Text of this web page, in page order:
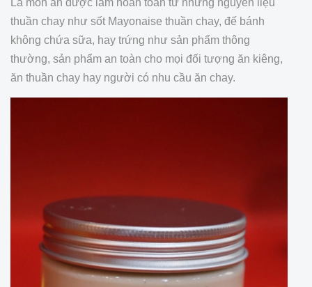
Là món ăn được làm hoàn toàn từ những nguyên liệu
thuần chay như sốt Mayonaise thuần chay, đế bánh
không chứa sữa, hay trứng như sản phẩm thông
thường, sản phẩm an toàn cho mọi đối tượng ăn kiêng,
ăn thuần chay hay người có nhu cầu ăn chay.